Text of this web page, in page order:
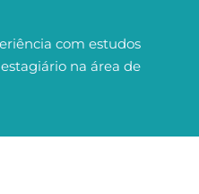
com estudos
na área de